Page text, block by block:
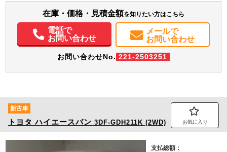
装備情報
パワステ パワーウィンドウ 電動格納ミラー
バックモニター
取扱説明書（一部含む）
メンテナンスノート（保証書）
在庫・価格・見積金額を知りたい方はこちら
電話で
お問い合わせ
メールで
お問い合わせ
お問い合わせNo. 221-2503251
新古車
トヨタ ハイエースバン 3DF-GDH211K (2WD) お気に入り
支払総額：